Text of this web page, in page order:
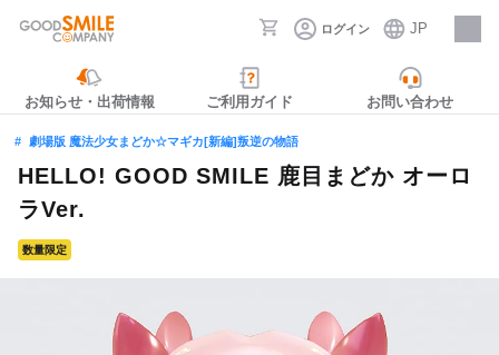
ログイン JP
採用情報
お知らせ・出荷情報 ご利用ガイド お問い合わせ
劇場版 魔法少女まどか☆マギカ[新編]叛逆の物語
HELLO! GOOD SMILE 鹿目まどか オーロ
ラVer.
数量限定